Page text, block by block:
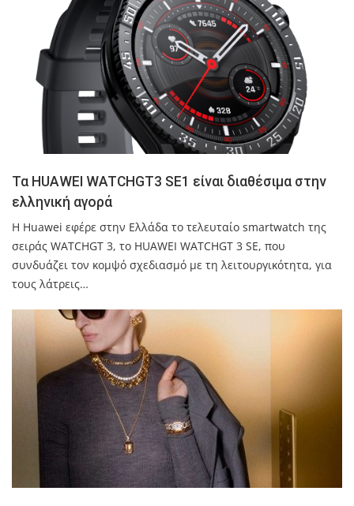
Τα HUAWEI WATCHGT3 SE1 είναι διαθέσιμα στην
ελληνική αγορά
H Huawei εφέρε στην Ελλάδα το τελευταίο smartwatch της
σειράς WATCHGT 3, το HUAWEI WATCHGT 3 SE, που
συνδυάζει τον κομψό σχεδιασμό με τη λειτουργικότητα, για
τους λάτρεις…